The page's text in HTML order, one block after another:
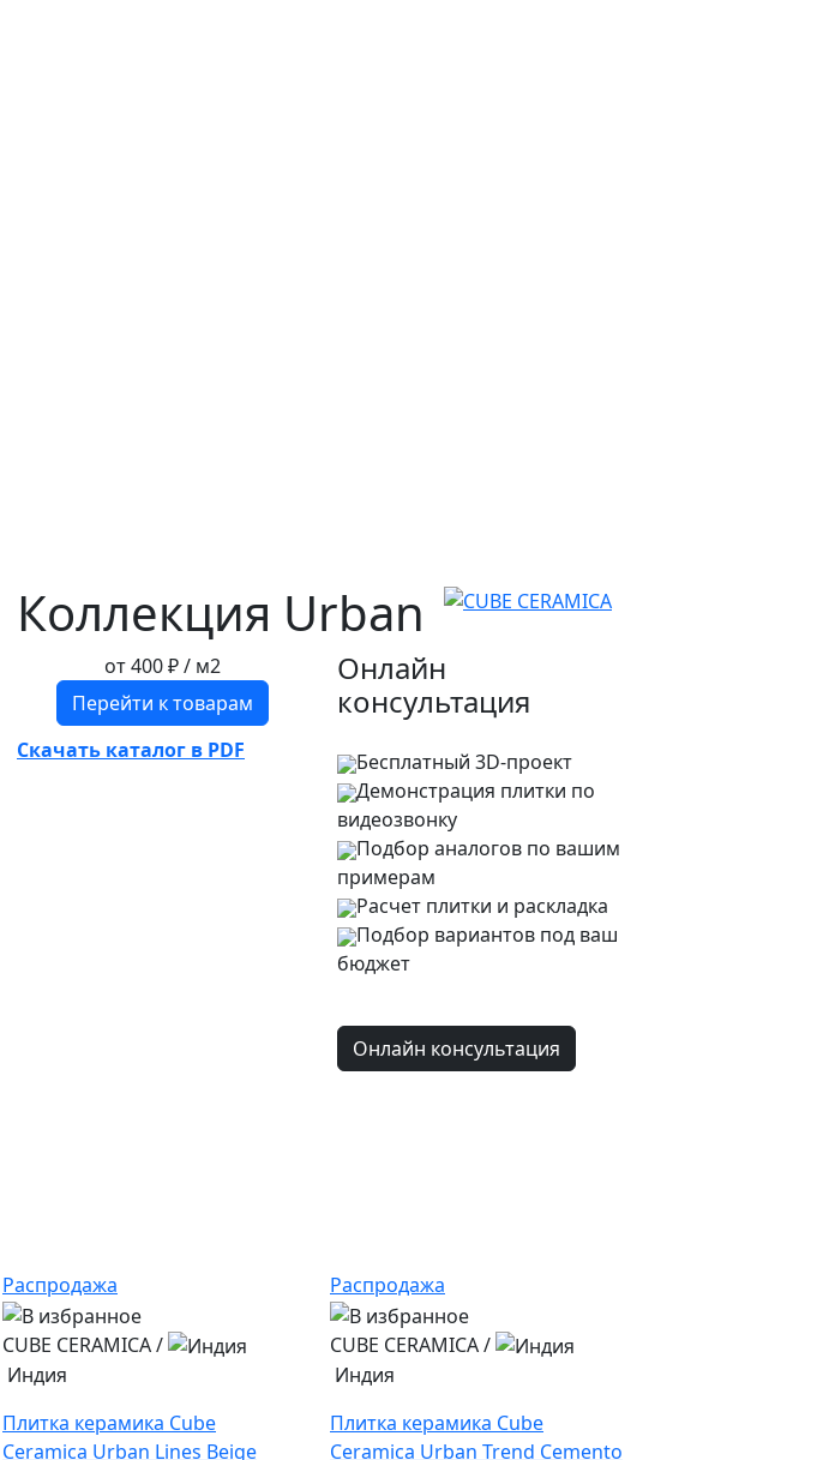
Коллекция Urban
от400 ₽/ м2
Перейти к товарам
Скачать каталог в PDF
Онлайн
консультация
Бесплатный 3D-проект
Демонстрация плитки по
видеозвонку
Подбор аналогов по вашим
примерам
Расчет плитки и раскладка
Подбор вариантов под ваш
бюджет
Онлайн консультация
Распродажа
CUBE CERAMICA/
Индия
Плитка керамика Cube
Ceramica Urban Lines Beige
Распродажа
CUBE CERAMICA/
Индия
Плитка керамика Cube
Ceramica Urban Trend Cemento